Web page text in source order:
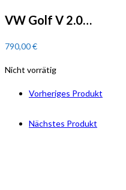
VW Golf V 2.0…
790,00€
Nicht vorrätig
Vorheriges Produkt
Nächstes Produkt